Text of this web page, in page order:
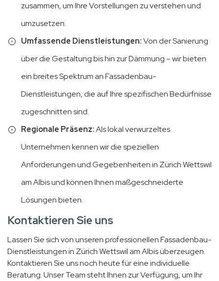
zusammen, um Ihre Vorstellungen zu verstehen und
umzusetzen.
Umfassende Dienstleistungen:Von der Sanierung
über die Gestaltung bis hin zur Dämmung – wir bieten
ein breites Spektrum an Fassadenbau-
Dienstleistungen, die auf Ihre spezifischen Bedürfnisse
zugeschnitten sind.
Regionale Präsenz:Als lokal verwurzeltes
Unternehmen kennen wir die speziellen
Anforderungen und Gegebenheiten in Zürich Wettswil
am Albis und können Ihnen maßgeschneiderte
Lösungen bieten.
Kontaktieren Sie uns
Lassen Sie sich von unseren professionellen Fassadenbau-
Dienstleistungen in Zürich Wettswil am Albis überzeugen.
Kontaktieren Sie uns noch heute für eine individuelle
Beratung. Unser Team steht Ihnen zur Verfügung, um Ihr